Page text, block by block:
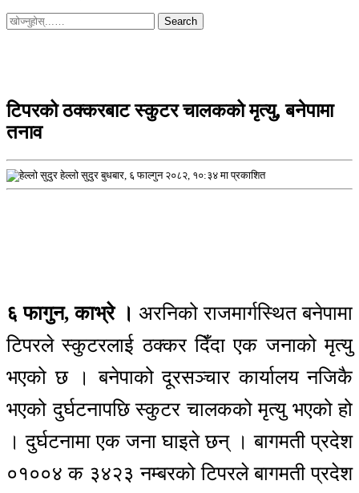
Search
for:
टिपरको ठक्करबाट स्कुटर चालकको मृत्यु, बनेपामा
तनाव
हेल्लो सुदुर बुधबार, ६ फाल्गुन २०८२, १०:३४ मा प्रकाशित
६ फागुन, काभ्रे । अरनिको राजमार्गस्थित बनेपामा
टिपरले स्कुटरलाई ठक्कर दिँदा एक जनाको मृत्यु
भएको छ । बनेपाको दूरसञ्चार कार्यालय नजिकै
भएको दुर्घटनापछि स्कुटर चालकको मृत्यु भएको हो
। दुर्घटनामा एक जना घाइते छन् । बागमती प्रदेश
०१००४ क ३४२३ नम्बरको टिपरले बागमती प्रदेश